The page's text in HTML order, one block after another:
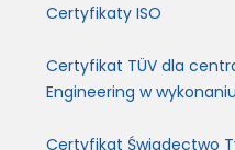
Certyfikaty ISO
Certyfikat TÜV dla
Engineering w
Certyfikat Świadectwo